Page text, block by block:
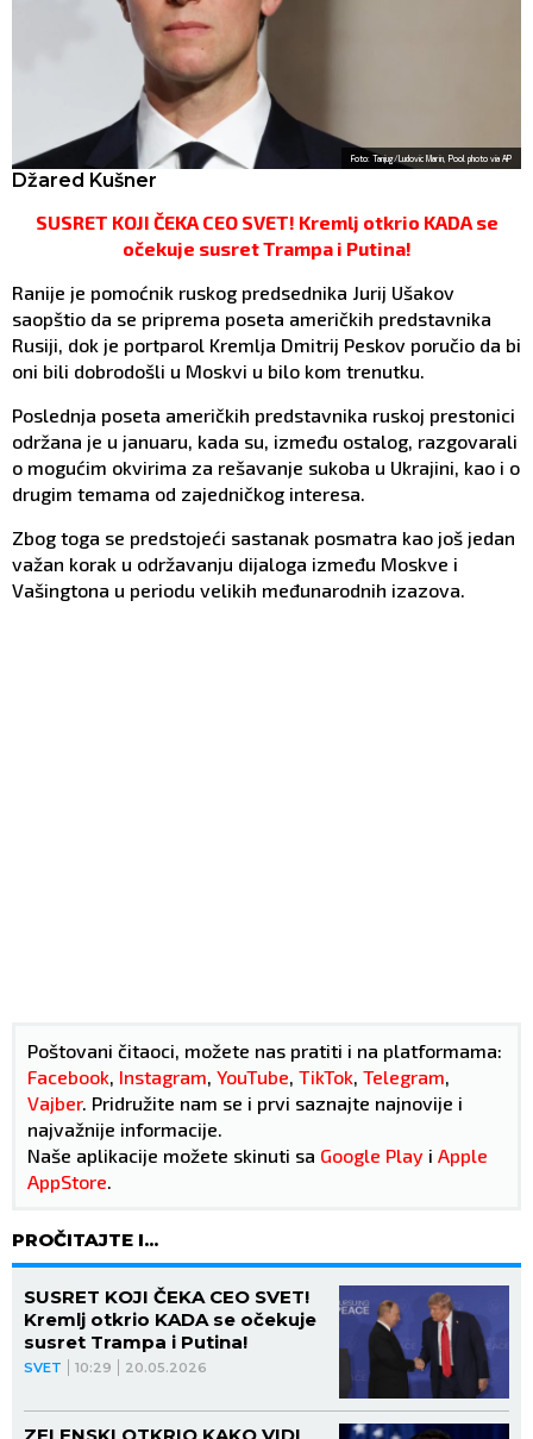
Foto: Tanjug/Ludovic Marin, Pool photo via AP
Džared Kušner
SUSRET KOJI ČEKA CEO SVET! Kremlj otkrio KADA se
očekuje susret Trampa i Putina!
Ranije je pomoćnik ruskog predsednika Jurij Ušakov
saopštio da se priprema poseta američkih predstavnika
Rusiji, dok je portparol Kremlja Dmitrij Peskov poručio da bi
oni bili dobrodošli u Moskvi u bilo kom trenutku.
Poslednja poseta američkih predstavnika ruskoj prestonici
održana je u januaru, kada su, između ostalog, razgovarali
o mogućim okvirima za rešavanje sukoba u Ukrajini, kao i o
drugim temama od zajedničkog interesa.
Zbog toga se predstojeći sastanak posmatra kao još jedan
važan korak u održavanju dijaloga između Moskve i
Vašingtona u periodu velikih međunarodnih izazova.
Poštovani čitaoci, možete nas pratiti i na platformama:
Facebook Instagram YouTube TikTok Telegram
Vajber. Pridružite nam se i prvi saznajte najnovije i
najvažnije informacije.
Naše aplikacije možete skinuti sa Google Play i Apple
AppStore
PROČITAJTE I...
SVET 10:29 20.05.2026
SUSRET KOJI ČEKA CEO SVET!
Kremlj otkrio KADA se očekuje
susret Trampa i Putina!